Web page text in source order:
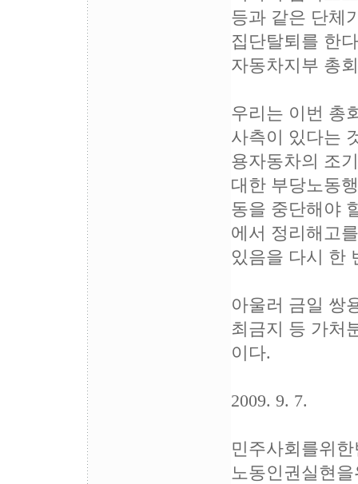
등과 같은 단체
집단탈퇴를 한
자동차지부 총
우리는 이번 총
사측이 있다는
용자동차의 조
대한 부당노동
동을 중단해야
에서 정리해고
있음을 다시 한
아울러 금일 쌍
최금지 등 가처
이다.
2009. 9. 7.
민주사회를위
노동인권실현